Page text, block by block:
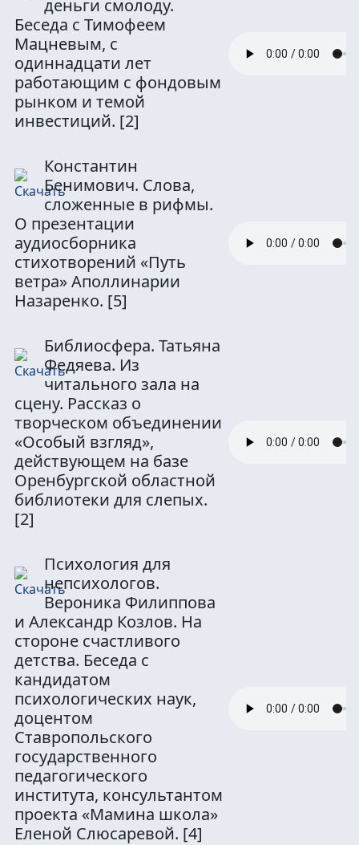
деньги смолоду.
Беседа с Тимофеем
Мацневым, с
одиннадцати лет
работающим с фондовым
рынком и темой
инвестиций. [2]
Константин
Бенимович. Слова,
сложенные в рифмы.
О презентации
аудиосборника
стихотворений «Путь
ветра» Аполлинарии
Назаренко. [5]
Библиосфера. Татьяна
Федяева. Из
читального зала на
сцену. Рассказ о
творческом объединении
«Особый взгляд»,
действующем на базе
Оренбургской областной
библиотеки для слепых.
[2]
Психология для
непсихологов.
Вероника Филиппова
и Александр Козлов. На
стороне счастливого
детства. Беседа с
кандидатом
психологических наук,
доцентом
Ставропольского
государственного
педагогического
института, консультантом
проекта «Мамина школа»
Еленой Слюсаревой. [4]